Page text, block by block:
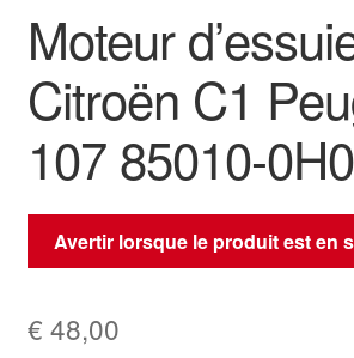
Moteur
Citroën C1
107 85010-
Avertir lorsque le produit est en
€ 48,00